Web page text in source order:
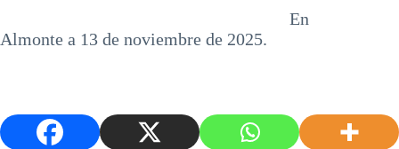
En
Almonte a 13 de noviembre de 2025.
Selecciona el elemento para ver